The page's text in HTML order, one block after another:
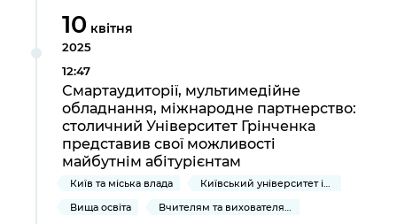
10 квітня
2025
12:47
Смартаудиторії, мультимедійне
обладнання, міжнародне партнерство:
столичний Університет Грінченка
представив свої можливості
майбутнім абітурієнтам
Київ та міська влада
Київський університет імені Бориса Грінченка
Вища освіта
Вчителям та вихователям